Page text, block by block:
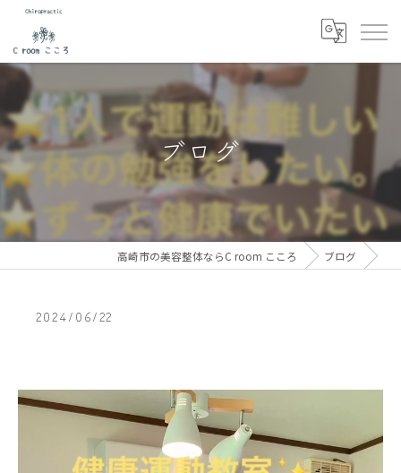
ブログ
高崎市の美容整体ならC room こころ ブログ
2024/06/22